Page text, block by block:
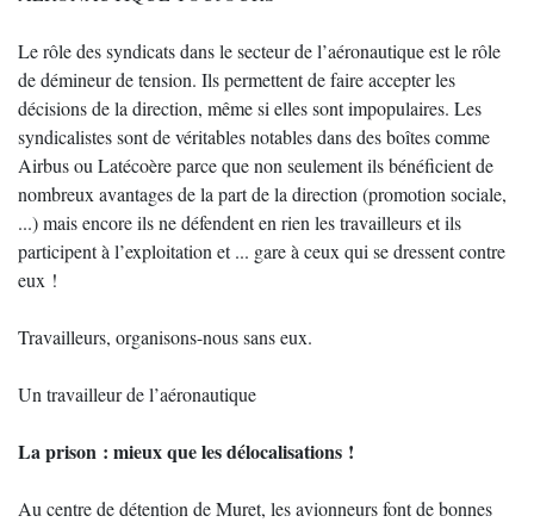
Le rôle des syndicats dans le secteur de l’aéronautique est le rôle
de démineur de tension. Ils permettent de faire accepter les
décisions de la direction, même si elles sont impopulaires. Les
syndicalistes sont de véritables notables dans des boîtes comme
Airbus ou Latécoère parce que non seulement ils bénéficient de
nombreux avantages de la part de la direction (promotion sociale,
...) mais encore ils ne défendent en rien les travailleurs et ils
participent à l’exploitation et ... gare à ceux qui se dressent contre
eux !
Travailleurs, organisons-nous sans eux.
Un travailleur de l’aéronautique
La prison : mieux que les délocalisations !
Au centre de détention de Muret, les avionneurs font de bonnes